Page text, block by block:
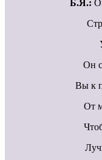
Б.Я.:
Он
Вы к
От